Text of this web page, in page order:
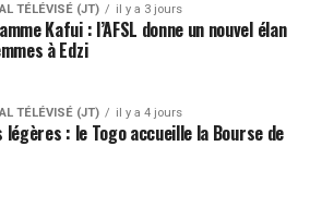
TÉLÉVISÉ (JT) il y a 3 jours
Kafui : l’AFSL donne un nouvel élan
à Edzi
TÉLÉVISÉ (JT) il y a 4 jours
légères : le Togo accueille la Bourse de